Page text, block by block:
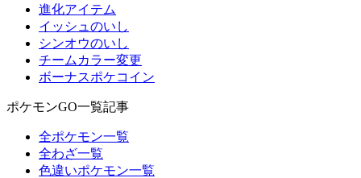
進化アイテム
イッシュのいし
シンオウのいし
チームカラー変更
ボーナスポケコイン
ポケモンGO一覧記事
全ポケモン一覧
全わざ一覧
色違いポケモン一覧